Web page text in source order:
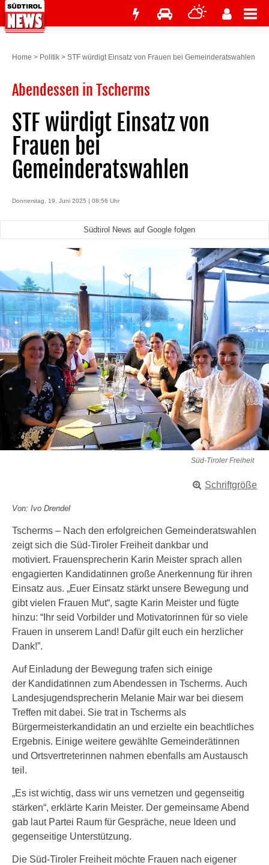
Home > Politik > STF würdigt Einsatz von Frauen bei Gemeinderatswahlen
Abendessen in Tscherms
STF würdigt Einsatz von
Frauen bei
Gemeinderatswahlen
Donnerstag, 19. Juni 2025 | 08:56 Uhr
Südtirol News auf Google folgen
Süd-Tiroler Freiheit
Schriftgröße
Von: Ivo Drendel
Tscherms – Nach den erfolgreichen Gemeinderatswahlen
zeigt sich die Süd-Tiroler Freiheit dankbar und
motiviert. Frauensprecherin Karin Meister sprach allen
engagierten Kandidatinnen große Anerkennung für ihren
Einsatz aus. „Euer Einsatz stärkt unsere Bewegung und
gibt vielen Frauen Mut“, sagte Karin Meister und fügte
hinzu: “Ihr seid Vorbilder und Motivatorinnen für so viele
Frauen in unserem Land! Dafür gilt euch ein herzlicher
Dank!”.
Auf Einladung der Bewegung trafen sich einige
der Kandidatinnen zum Abendessen in Tscherms. Auch
Landesjugendsprecherin Melanie Mair war bei diesem
Treffen mit dabei. Sie trat in Tscherms als
Bürgermeisterkandidatin an und erzielte ein beachtliches
Ergebnis. Einige weitere gewählte Gemeinderätinnen
und Ortsvertreterinnen nahmen ebenfalls am Austausch
teil.
„Es ist wichtig, dass wir uns vernetzen und gegenseitig
stärken“, erklärte Karin Meister. Der gemeinsame Abend
gab laut Partei Raum für Gespräche, neue Ideen und
gegenseitige Unterstützung.
Die Süd-Tiroler Freiheit möchte Frauen nach eigener